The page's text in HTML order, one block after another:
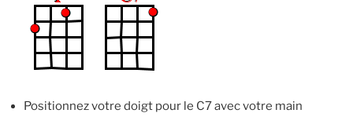
Positionnez votre doigt pour le C7 avec votre main